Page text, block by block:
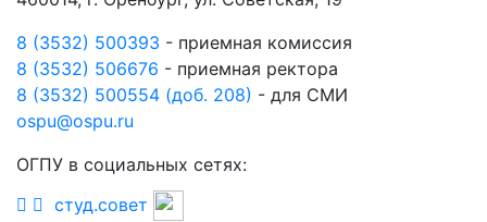
8 (3532) 500393 - приемная комиссия
8 (3532) 506676 - приемная ректора
8 (3532) 500554 (доб. 208) - для СМИ
ospu@ospu.ru
ОГПУ в социальных сетях:
студ.совет